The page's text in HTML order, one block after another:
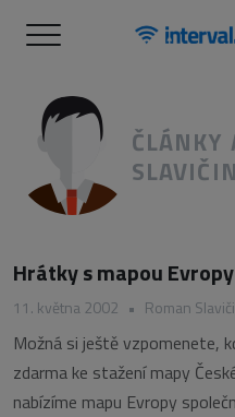
Menu
ČLÁNKY
Hrátky s mapou Evropy
11. května 2002 • Roman
Možná si ještě vzpomenete,
zdarma ke stažení mapy
nabízíme mapu Evropy